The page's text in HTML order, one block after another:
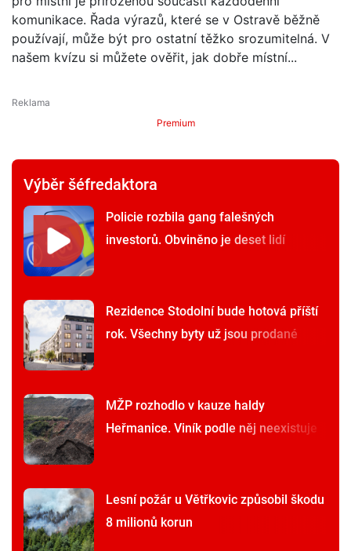
komunikace. Řada výrazů, které se v Ostravě běžně
používají, může být pro ostatní těžko srozumitelná. V
našem kvízu si můžete ověřit, jak dobře místní...
Premium
Výběr šéfredaktora
Policie rozbila gang falešných
investorů. Obviněno je deset lidí
Rezidence Stodolní bude hotová příští
rok. Všechny byty už jsou prodané
MŽP rozhodlo v kauze haldy
Heřmanice. Viník podle něj neexistuje
Lesní požár u Větřkovic způsobil škodu
8 milionů korun